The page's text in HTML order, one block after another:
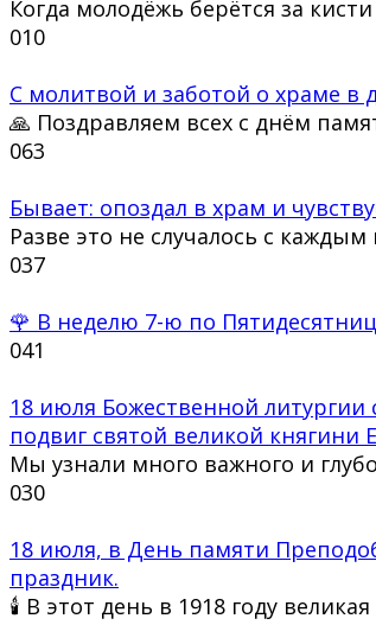
Когда молодёжь берётся за
010
С молитвой и заботой о храме в
🙏 Поздравляем всех с днём
063
Бывает: опоздал в храм и
Разве это не случалось с
037
🌹 В неделю 7-ю по
041
18 июля Божественной литургии
подвиг святой великой княгини
Мы узнали много важного и
030
18 июля, в День памяти
праздник.
🕯 В этот день в 1918 году